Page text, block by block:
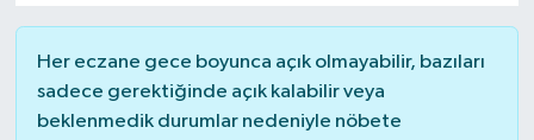
Her eczane gece boyunca açık olmayabilir, bazıları
sadece gerektiğinde açık kalabilir veya
beklenmedik durumlar nedeniyle nöbete